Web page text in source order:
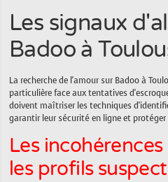
Les signaux
Badoo à
La recherche de l'amour sur Badoo à
particulière face aux tentatives
doivent maîtriser les techniques
garantir leur sécurité en ligne et protéger
Les
les profils